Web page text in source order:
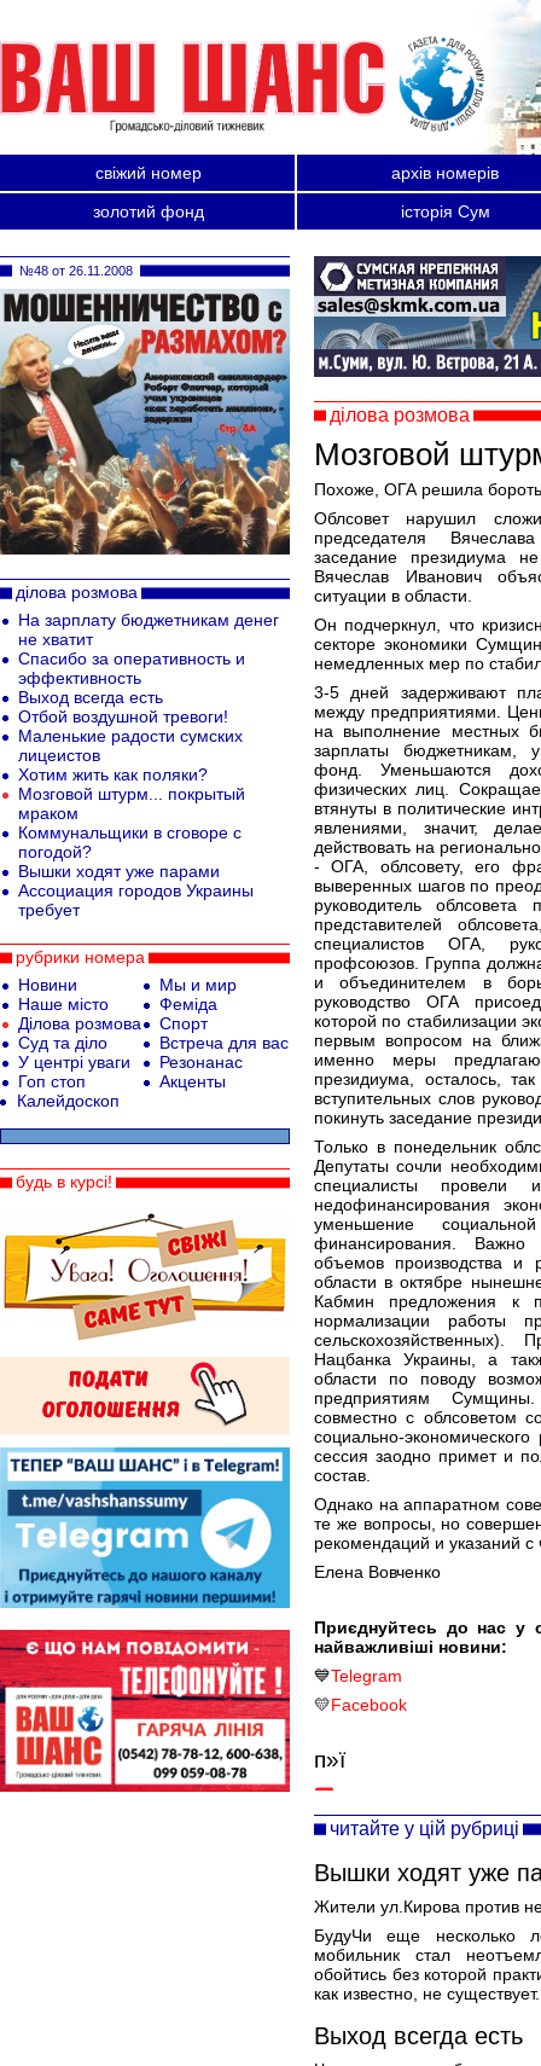
свіжий номер
архів номерів
золотий фонд
історія Сум
ділова розмова
Мозговой
Похоже, ОГА решила
Облсовет нарушил
председателя
заседание президиума
Вячеслав Иванович
ситуации в области.
Он подчеркнул, что
секторе экономики
немедленных мер по
3-5 дней задерживают
между предприятиями.
на выполнение местных
зарплаты бюджетникам,
фонд. Уменьшаются
физических лиц.
втянуты в политические
явлениями, значит,
действовать на
- ОГА, облсовету, его
выверенных шагов по
руководитель
представителей
специалистов ОГА,
профсоюзов. Группа
и объединителем в
руководство ОГА
которой по стабилизации
первым вопросом на
именно меры
президиума, осталось,
вступительных слов
покинуть заседание
Только в понедельник
Депутаты сочли
специалисты провели
недофинансирования
уменьшение
финансирования. Важно
объемов производства и
области в октябре
Кабмин предложения к
нормализации работы
сельскохозяйственных).
Нацбанка Украины, а
области по поводу
предприятиям
совместно с облсоветом
социально-
сессия заодно примет и
состав.
Однако на аппаратном
те же вопросы, но
рекомендаций и указаний
Елена Вовченко
Приєднуйтесь до нас у
найважливіші новини:
💙Telegram
💛Facebook
п»ї
читайте у цій рубриці
Вышки ходят уже
Жители ул.Кирова против
БудуЧи еще несколько
мобильник стал
обойтись без которой
как известно, не
Выход всегда есть
№48 от 26.11.2008
ділова розмова
На зарплату бюджетникам денег
не хватит
Спасибо за оперативность и
эффективность
Выход всегда есть
Отбой воздушной тревоги!
Маленькие радости сумских
лицеистов
Хотим жить как поляки?
Мозговой штурм... покрытый
мраком
Коммунальщики в сговоре с
погодой?
Вышки ходят уже парами
Ассоциация городов Украины
требует
рубрики номера
Новини
Наше місто
Ділова розмова
Суд та діло
У центрі уваги
Гоп стоп
Мы и мир
Феміда
Спорт
Встреча для вас
Резонанас
Акценты
Калейдоскоп
будь в курсі!